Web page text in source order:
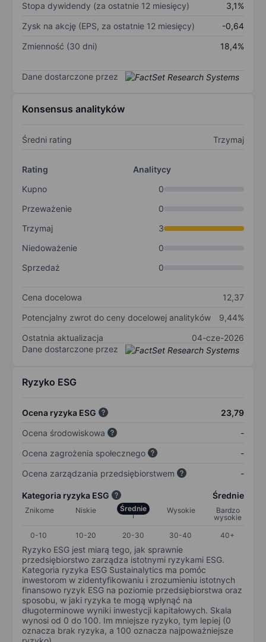
Stopa dywidendy (za ostatnie 12 miesięcy)
3,1%
Zysk na akcję (EPS, za ostatnie 12 miesięcy)
-0,64
Zmienność (30 dni)
18,4%
Dane dostarczone przez
Konsensus analityków
Średni rating Trzymaj
Rating
Analitycy
Kupno
0
Przeważenie
0
Trzymaj
3
Niedoważenie
0
Sprzedaż
0
Cena docelowa
12,37
Potencjalny zwrot do ceny docelowej analityków
9,44%
Ostatnia aktualizacja
04-cze-2026
Dane dostarczone przez
Ryzyko ESG
Ocena ryzyka ESG
23,79
Ocena środowiskowa
-
Ocena zagrożenia społecznego
-
Ocena zarządzania przedsiębiorstwem
-
Kategoria ryzyka ESG Średnie
Znikome Niskie Średnie Wysokie
Bardzo
wysokie
0-10
10-20 20-30 30-40 40+
Ryzyko ESG jest miarą tego, jak sprawnie
przedsiębiorstwo zarządza istotnymi ryzykami ESG.
Kategoria ryzyka ESG Sustainalytics ma pomóc
inwestorom w zidentyfikowaniu i zrozumieniu istotnych
finansowo ryzyk ESG na poziomie przedsiębiorstwa oraz
sposobu, w jaki ryzyka te mogą wpłynąć na
długoterminowe wyniki inwestycji kapitałowych. Skala
wynosi od 0 do 100. Im mniejsze ryzyko, tym lepiej (0
oznacza brak ryzyka, a 100 oznacza najpoważniejsze